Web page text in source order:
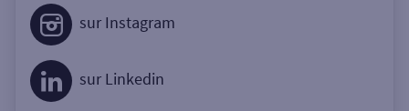
sur Instagram
sur Linkedin